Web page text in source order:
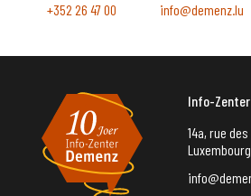
+352 26 47 00 info@demenz.lu
Info-Zenter
14a, rue des
Luxembourg